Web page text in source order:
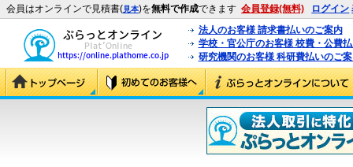
会員はオンラインで見積書(見本)を無料で作成できます 会員登録(無料) ログイン
法人のお客様 請求書払いのご案内
学校・官公庁のお客様 校費・公費
研究機関のお客様 科研費払いのご